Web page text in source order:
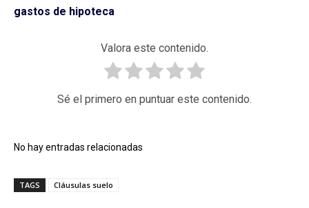
gastos de hipoteca
Valora este contenido.
Sé el primero en puntuar este contenido.
No hay entradas relacionadas
TAGS Cláusulas suelo